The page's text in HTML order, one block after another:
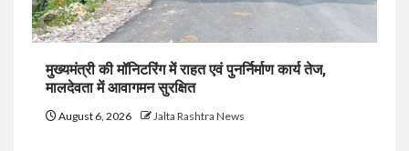
मुख्यमंत्री की मॉनिटरिंग में राहत एवं पुनर्निर्माण कार्य तेज,
मालदेवता में आवागमन सुरक्षित
August 6, 2026 Jalta Rashtra News